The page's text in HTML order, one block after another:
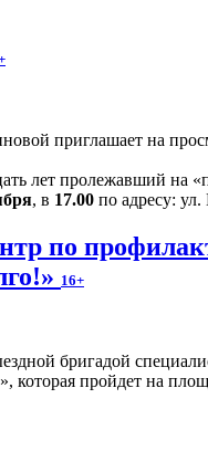
приглашает на
лет пролежавший на
, в 17.00 по адресу:
по
16+
бригадой
которая пройдет на